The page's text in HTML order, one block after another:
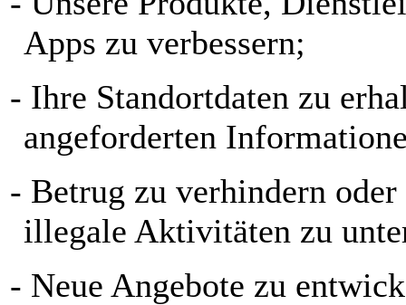
Apps zu verbessern;
- Ihre Standortdaten zu
angeforderten
- Betrug zu verhindern
illegale Aktivitäten zu
- Neue Angebote zu